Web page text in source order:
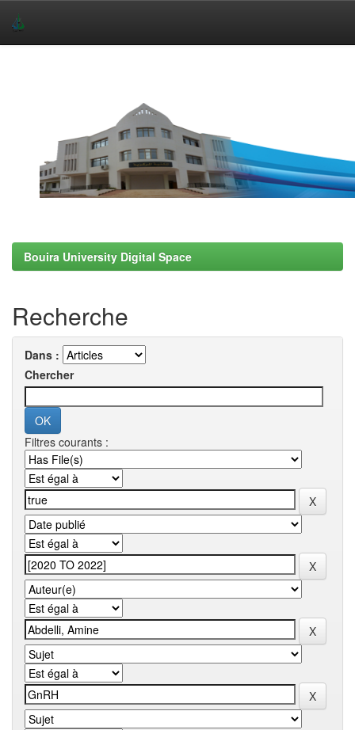
Bouira University Digital Space
Recherche
Dans :
Chercher
Filtres courants :